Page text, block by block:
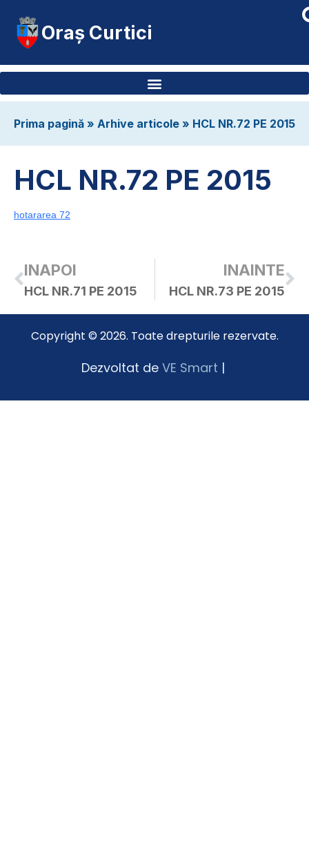
Oraș Curtici
Prima pagină » Arhive articole » HCL NR.72 PE 2015
HCL NR.72 PE 2015
hotararea 72
INAPOI
HCL NR.71 PE 2015
INAINTE
HCL NR.73 PE 2015
Copyright © 2026. Toate drepturile rezervate.
Dezvoltat de VE Smart |